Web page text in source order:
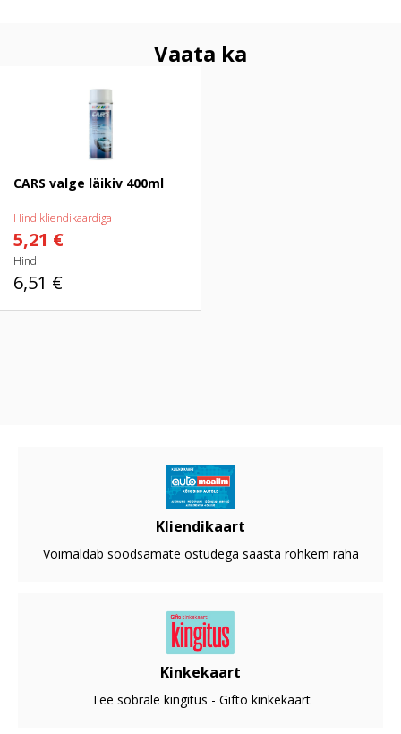
Vaata ka
CARS valge läikiv 400ml
Hind kliendikaardiga
5,21 €
Hind
6,51 €
Kliendikaart
Võimaldab soodsamate ostudega säästa rohkem raha
Kinkekaart
Tee sõbrale kingitus - Gifto kinkekaart